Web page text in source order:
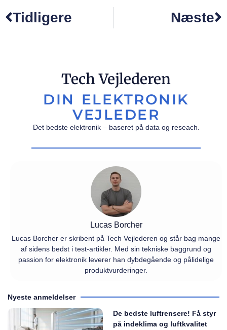
Tidligere Næste
Tech Vejlederen
DIN ELEKTRONIK
VEJLEDER
Det bedste elektronik – baseret på data og reseach.
Lucas Borcher
Lucas Borcher er skribent på Tech Vejlederen og står bag mange
af sidens bedst i test-artikler. Med sin tekniske baggrund og
passion for elektronik leverer han dybdegående og pålidelige
produktvurderinger.
Nyeste anmeldelser
De bedste luftrensere! Få styr
på indeklima og luftkvalitet